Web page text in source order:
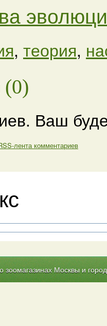
, теория,
(0)
Ваш
лента комментариев
Москвы и